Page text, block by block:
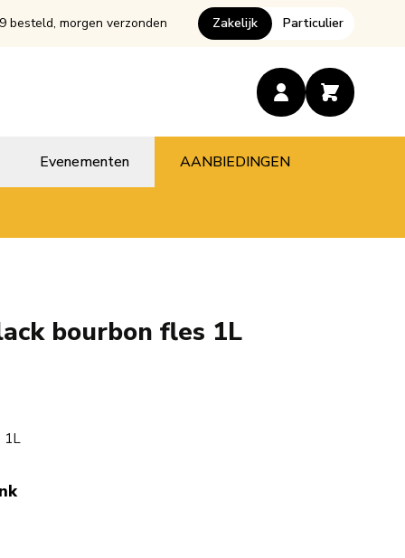
besteld, morgen verzonden Zakelijk Particulier
Evenementen AANBIEDINGEN
bourbon fles 1L
1L